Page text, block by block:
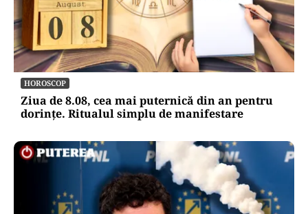
HOROSCOP
Ziua de 8.08, cea mai puternică din an pentru
dorințe. Ritualul simplu de manifestare